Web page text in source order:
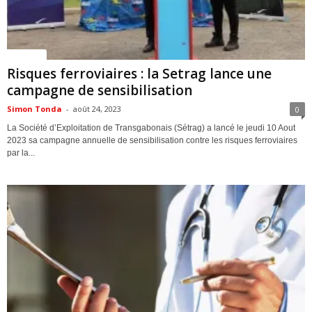
Risques ferroviaires : la Setrag lance une
campagne de sensibilisation
Simon Tonda - août 24, 2023 0
La Société d’Exploitation de Transgabonais (Sétrag) a lancé le jeudi 10 Aout
2023 sa campagne annuelle de sensibilisation contre les risques ferroviaires
par la...